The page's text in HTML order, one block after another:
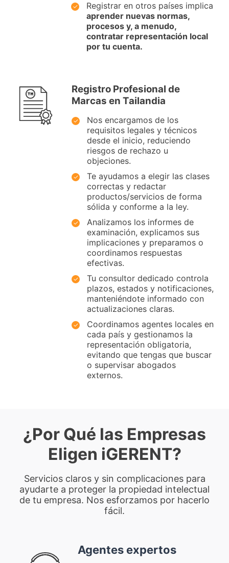
Registrar en otros países implica
aprender nuevas normas,
procesos y, a menudo,
contratar representación local
por tu cuenta.
Registro Profesional de
Marcas en Tailandia
Nos encargamos de los
requisitos legales y técnicos
desde el inicio, reduciendo
riesgos de rechazo u
objeciones.
Te ayudamos a elegir las clases
correctas y redactar
productos/servicios de forma
sólida y conforme a la ley.
Analizamos los informes de
examinación, explicamos sus
implicaciones y preparamos o
coordinamos respuestas
efectivas.
Tu consultor dedicado controla
plazos, estados y notificaciones,
manteniéndote informado con
actualizaciones claras.
Coordinamos agentes locales en
cada país y gestionamos la
representación obligatoria,
evitando que tengas que buscar
o supervisar abogados
externos.
¿Por Qué las Empresas
Eligen iGERENT?
Servicios claros y sin complicaciones para
ayudarte a proteger la propiedad intelectual
de tu empresa. Nos esforzamos por hacerlo
fácil.
Agentes expertos